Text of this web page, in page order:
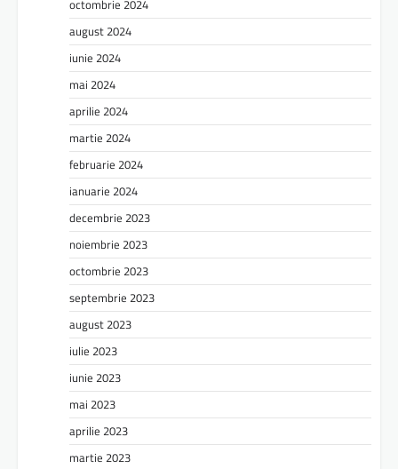
octombrie 2024
august 2024
iunie 2024
mai 2024
aprilie 2024
martie 2024
februarie 2024
ianuarie 2024
decembrie 2023
noiembrie 2023
octombrie 2023
septembrie 2023
august 2023
iulie 2023
iunie 2023
mai 2023
aprilie 2023
martie 2023